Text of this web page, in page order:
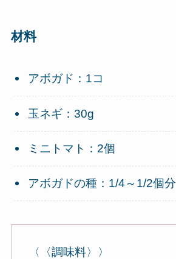
材料
アボガド：1コ
玉ネギ：30g
ミニトマト：2個
アボガドの種：1/4～1/2個分
〈〈調味料〉〉